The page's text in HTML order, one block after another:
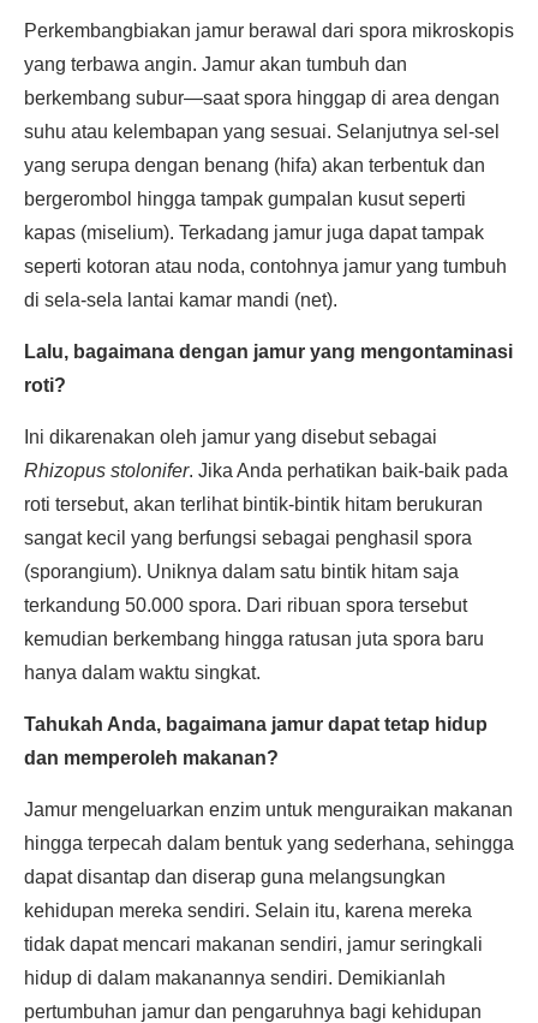
Perkembangbiakan jamur berawal dari spora mikroskopis
yang terbawa angin. Jamur akan tumbuh dan
berkembang subur—saat spora hinggap di area dengan
suhu atau kelembapan yang sesuai. Selanjutnya sel-sel
yang serupa dengan benang (hifa) akan terbentuk dan
bergerombol hingga tampak gumpalan kusut seperti
kapas (miselium). Terkadang jamur juga dapat tampak
seperti kotoran atau noda, contohnya jamur yang tumbuh
di sela-sela lantai kamar mandi (net).
Lalu, bagaimana dengan jamur yang mengontaminasi
roti?
Ini dikarenakan oleh jamur yang disebut sebagai
Rhizopus stolonifer. Jika Anda perhatikan baik-baik pada
roti tersebut, akan terlihat bintik-bintik hitam berukuran
sangat kecil yang berfungsi sebagai penghasil spora
(sporangium). Uniknya dalam satu bintik hitam saja
terkandung 50.000 spora. Dari ribuan spora tersebut
kemudian berkembang hingga ratusan juta spora baru
hanya dalam waktu singkat.
Tahukah Anda, bagaimana jamur dapat tetap hidup
dan memperoleh makanan?
Jamur mengeluarkan enzim untuk menguraikan makanan
hingga terpecah dalam bentuk yang sederhana, sehingga
dapat disantap dan diserap guna melangsungkan
kehidupan mereka sendiri. Selain itu, karena mereka
tidak dapat mencari makanan sendiri, jamur seringkali
hidup di dalam makanannya sendiri. Demikianlah
pertumbuhan jamur dan pengaruhnya bagi kehidupan